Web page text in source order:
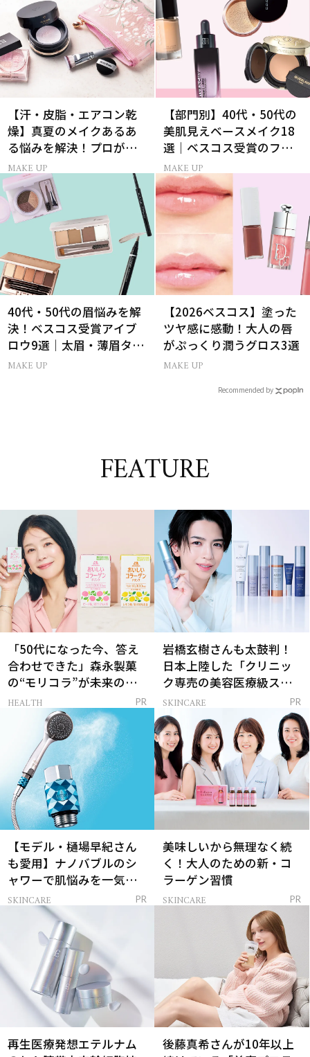
【汗・皮脂・エアコン乾
燥】真夏のメイクあるあ
る悩みを解決！プロが教
えるパウダー活用術
MAKE UP
【部門別】40代・50代の
美肌見えベースメイク18
選｜ベスコス受賞のファ
ンデ・下地・パウダー
MAKE UP
40代・50代の眉悩みを解
決！ベスコス受賞アイブ
ロウ9選｜太眉・薄眉タイ
プ別の描き方
MAKE UP
【2026ベスコス】塗った
ツヤ感に感動！大人の唇
がぷっくり潤うグロス3選
MAKE UP
Recommended by
FEATURE
「50代になった今、答え
合わせできた」森永製菓
の“モリコラ”が未来のキ
レイを連れてくる！
HEALTH PR
岩橋玄樹さんも太鼓判！
日本上陸した「クリニッ
ク専売の美容医療級スキ
ンケア」
SKINCARE PR
【モデル・樋場早紀さん
も愛用】ナノバブルのシ
ャワーで肌悩みを一気に
解決
SKINCARE PR
美味しいから無理なく続
く！大人のための新・コ
ラーゲン習慣
SKINCARE PR
再生医療発想エテルナム
後藤真希さんが10年以上